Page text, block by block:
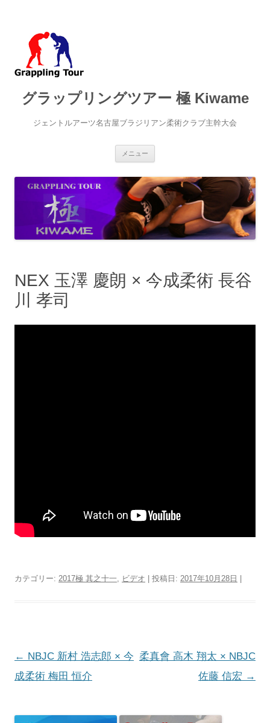
グラップリングツアー 極 Kiwame
ジェントルアーツ名古屋ブラジリアン柔術クラブ主幹大会
メニュー
ン
ツ
へ
ス
キ
ッ
プ
NEX 玉澤 慶朗 × 今成柔術 長谷
川 孝司
カテゴリー: 2017極 其之十一, ビデオ | 投稿日: 2017年10月28日
投
稿
ビ
← NBJC 新村 浩志郎 × 今
成柔術 梅田 恒介
柔真會 高木 翔太 × NBJC
佐藤 信宏 →